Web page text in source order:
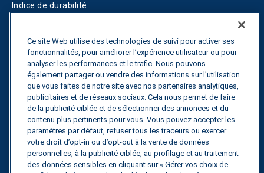
Indice de durabilité
Guides
Fuel Savings Calculator
Calculateur d'optimisation des transports
Suivi des tarifs
Contactez nous
Ce site Web utilise des technologies de suivi pour activer ses
fonctionnalités, pour améliorer l’expérience utilisateur ou pour
analyser les performances et le trafic. Nous pouvons
également partager ou vendre des informations sur l’utilisation
que vous faites de notre site avec nos partenaires analytiques,
publicitaires et de réseaux sociaux. Cela nous permet de faire
de la publicité ciblée et de sélectionner des annonces et du
contenu plus pertinents pour vous. Vous pouvez accepter les
paramètres par défaut, refuser tous les traceurs ou exercer
votre droit d’opt-in ou d’opt-out à la vente de données
personnelles, à la publicité ciblée, au profilage et au traitement
des données sensibles en cliquant sur « Gérer vos choix de